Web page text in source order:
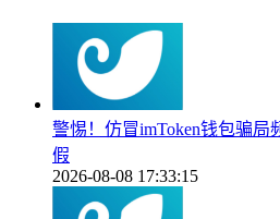
警惕！仿冒imToken钱包骗局
假
2026-08-08 17:33:15